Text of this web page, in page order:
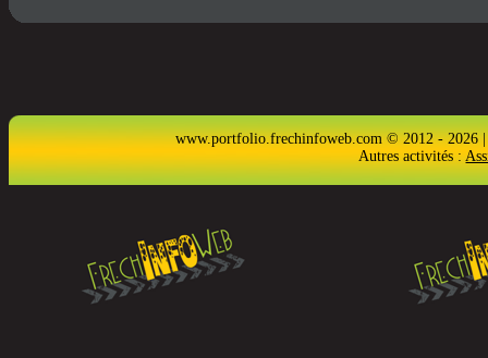
www.portfolio.frechinfoweb.com © 2012 - 2026
Autres activités :